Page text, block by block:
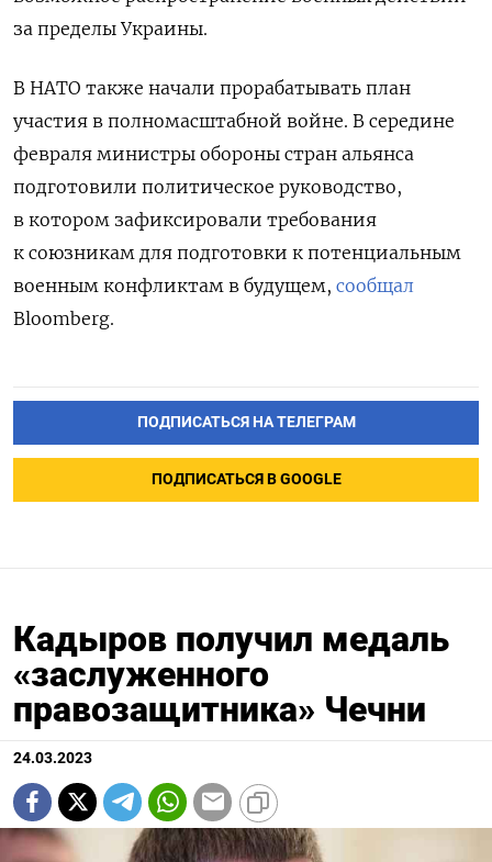
за пределы Украины.
В НАТО также начали прорабатывать план
участия в полномасштабной войне. В середине
февраля министры обороны стран альянса
подготовили политическое руководство,
в котором зафиксировали требования
к союзникам для подготовки к потенциальным
военным конфликтам в будущем, сообщал
Bloomberg.
ПОДПИСАТЬСЯ НА ТЕЛЕГРАМ
ПОДПИСАТЬСЯ В GOOGLE
Кадыров получил медаль
«заслуженного
правозащитника» Чечни
24.03.2023